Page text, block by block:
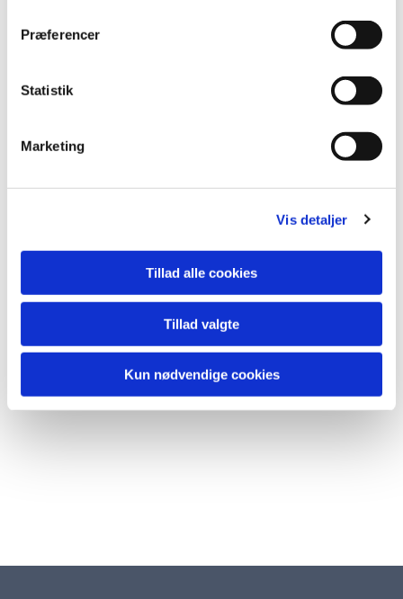
Præferencer
Statistik
Marketing
Vis detaljer
Tillad alle cookies
Tillad valgte
Kun nødvendige cookies
Du vil måske også kunne